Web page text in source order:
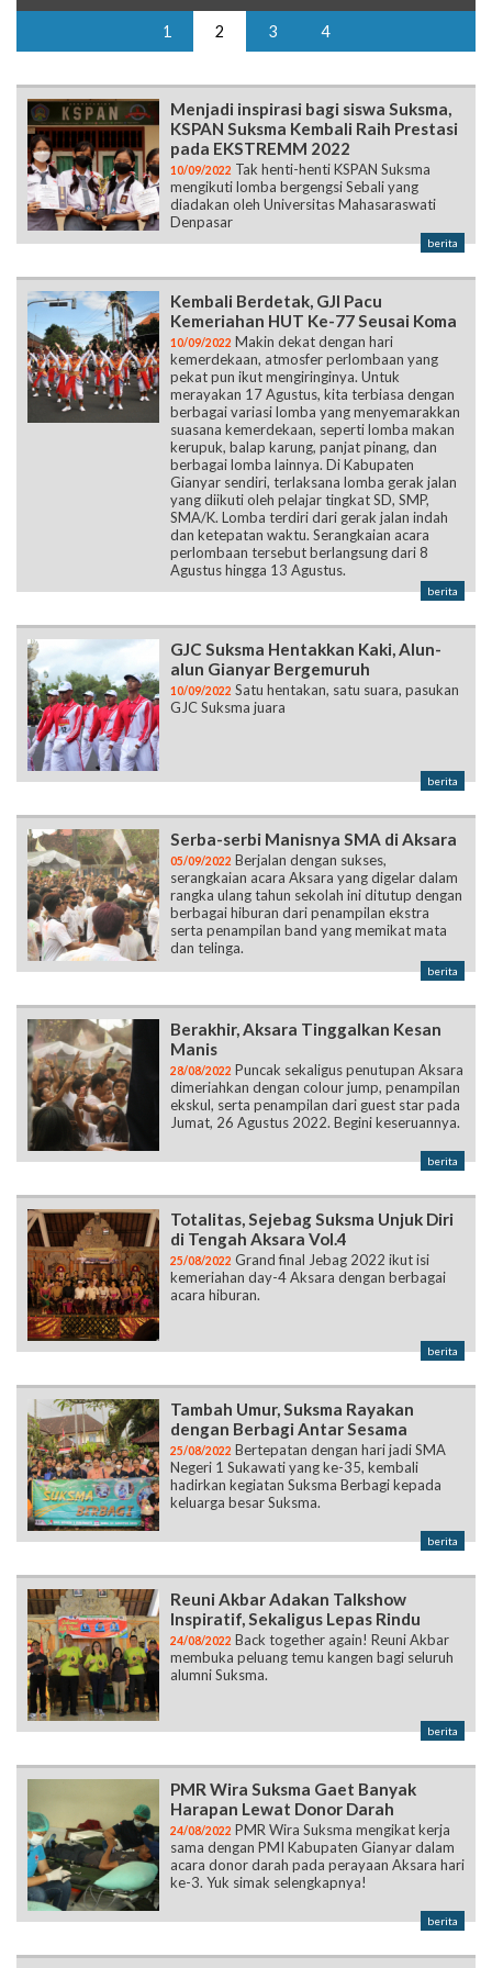
1 2 3 4
Menjadi inspirasi bagi siswa Suksma,
KSPAN Suksma Kembali Raih Prestasi
pada EKSTREMM 2022
10/09/2022 Tak henti-henti KSPAN Suksma
mengikuti lomba bergengsi Sebali yang
diadakan oleh Universitas Mahasaraswati
Denpasar
berita
Kembali Berdetak, GJI Pacu
Kemeriahan HUT Ke-77 Seusai Koma
10/09/2022 Makin dekat dengan hari
kemerdekaan, atmosfer perlombaan yang
pekat pun ikut mengiringinya. Untuk
merayakan 17 Agustus, kita terbiasa dengan
berbagai variasi lomba yang menyemarakkan
suasana kemerdekaan, seperti lomba makan
kerupuk, balap karung, panjat pinang, dan
berbagai lomba lainnya. Di Kabupaten
Gianyar sendiri, terlaksana lomba gerak jalan
yang diikuti oleh pelajar tingkat SD, SMP,
SMA/K. Lomba terdiri dari gerak jalan indah
dan ketepatan waktu. Serangkaian acara
perlombaan tersebut berlangsung dari 8
Agustus hingga 13 Agustus.
berita
GJC Suksma Hentakkan Kaki, Alun-
alun Gianyar Bergemuruh
10/09/2022 Satu hentakan, satu suara, pasukan
GJC Suksma juara
berita
Serba-serbi Manisnya SMA di Aksara
05/09/2022 Berjalan dengan sukses,
serangkaian acara Aksara yang digelar dalam
rangka ulang tahun sekolah ini ditutup dengan
berbagai hiburan dari penampilan ekstra
serta penampilan band yang memikat mata
dan telinga.
berita
Berakhir, Aksara Tinggalkan Kesan
Manis
28/08/2022 Puncak sekaligus penutupan Aksara
dimeriahkan dengan colour jump, penampilan
ekskul, serta penampilan dari guest star pada
Jumat, 26 Agustus 2022. Begini keseruannya.
berita
Totalitas, Sejebag Suksma Unjuk Diri
di Tengah Aksara Vol.4
25/08/2022 Grand final Jebag 2022 ikut isi
kemeriahan day-4 Aksara dengan berbagai
acara hiburan.
berita
Tambah Umur, Suksma Rayakan
dengan Berbagi Antar Sesama
25/08/2022 Bertepatan dengan hari jadi SMA
Negeri 1 Sukawati yang ke-35, kembali
hadirkan kegiatan Suksma Berbagi kepada
keluarga besar Suksma.
berita
Reuni Akbar Adakan Talkshow
Inspiratif, Sekaligus Lepas Rindu
24/08/2022 Back together again! Reuni Akbar
membuka peluang temu kangen bagi seluruh
alumni Suksma.
berita
PMR Wira Suksma Gaet Banyak
Harapan Lewat Donor Darah
24/08/2022 PMR Wira Suksma mengikat kerja
sama dengan PMI Kabupaten Gianyar dalam
acara donor darah pada perayaan Aksara hari
ke-3. Yuk simak selengkapnya!
berita